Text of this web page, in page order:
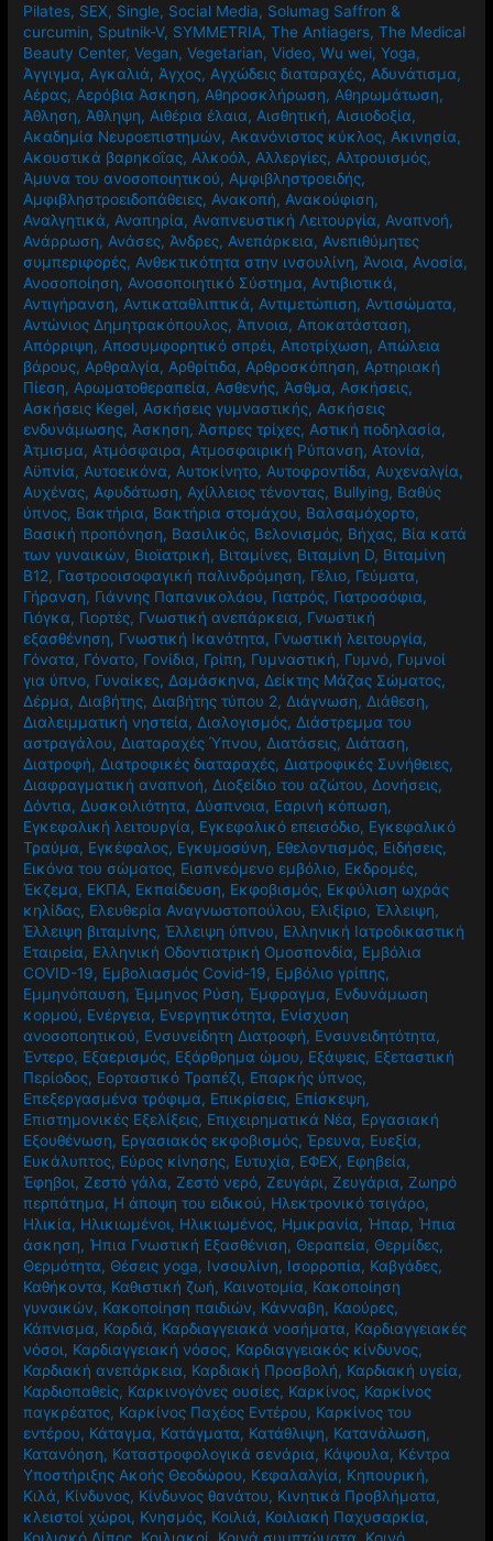
Pilates, SEX, Single, Social Media, Solumag Saffron &
curcumin, Sputnik-V, SYMMETRIA,The Antiagers,The Medical
Beauty Center,Vegan,Vegetarian,Video,Wu wei,Yoga,
Άγγιγμα, Αγκαλιά, Άγχος, Αγχώδεις διαταραχές, Αδυνάτισμα,
Αέρας, Αερόβια Άσκηση, Αθηροσκλήρωση, Αθηρωμάτωση,
Άθληση, Άθληψη, Αιθέρια έλαια, Αισθητική, Αισιοδοξία,
Ακαδημία Νευροεπιστημών, Ακανόνιστος κύκλος, Ακινησία,
Ακουστικά βαρηκοΐας, Αλκοόλ, Αλλεργίες, Αλτρουισμός,
Άμυνα του ανοσοποιητικού, Αμφιβληστροειδής,
Αμφιβληστροειδοπάθειες, Ανακοπή, Ανακούφιση,
Αναλγητικά, Αναπηρία, Αναπνευστική Λειτουργία, Αναπνοή,
Ανάρρωση, Ανάσες, Άνδρες, Ανεπάρκεια, Ανεπιθύμητες
συμπεριφορές, Ανθεκτικότητα στην ινσουλίνη, Άνοια, Ανοσία,
Ανοσοποίηση, Ανοσοποιητικό Σύστημα, Αντιβιοτικά,
Αντιγήρανση, Αντικαταθλιπτικά, Αντιμετώπιση, Αντισώματα,
Αντώνιος Δημητρακόπουλος, Άπνοια, Αποκατάσταση,
Απόρριψη, Αποσυμφορητικό σπρέι, Αποτρίχωση, Απώλεια
βάρους, Αρθραλγία, Αρθρίτιδα, Αρθροσκόπηση, Αρτηριακή
Πίεση, Αρωματοθεραπεία, Ασθενής, Άσθμα, Ασκήσεις,
Ασκήσεις Kegel, Ασκήσεις γυμναστικής, Ασκήσεις
ενδυνάμωσης, Άσκηση, Άσπρες τρίχες, Αστική ποδηλασία,
Άτμισμα, Ατμόσφαιρα, Ατμοσφαιρική Ρύπανση, Ατονία,
Αϋπνία, Αυτοεικόνα, Αυτοκίνητο, Αυτοφροντίδα, Αυχεναλγία,
Αυχένας, Αφυδάτωση, Αχίλλειος τένοντας, Βullying, Βαθύς
ύπνος, Βακτήρια, Βακτήρια στομάχου, Βαλσαμόχορτο,
Βασική προπόνηση, Βασιλικός, Βελονισμός, Βήχας, Βία κατά
των γυναικών, Βιοϊατρική, Βιταμίνες, Βιταμίνη D, Βιταμίνη
Β12, Γαστροοισοφαγική παλινδρόμηση, Γέλιο, Γεύματα,
Γήρανση, Γιάννης Παπανικολάου, Γιατρός, Γιατροσόφια,
Γιόγκα, Γιορτές, Γνωστική ανεπάρκεια, Γνωστική
εξασθένηση, Γνωστική Ικανότητα, Γνωστική λειτουργία,
Γόνατα, Γόνατο, Γονίδια, Γρίπη, Γυμναστική, Γυμνό, Γυμνοί
για ύπνο, Γυναίκες, Δαμάσκηνα, Δείκτης Μάζας Σώματος,
Δέρμα, Διαβήτης, Διαβήτης τύπου 2, Διάγνωση, Διάθεση,
Διαλειμματική νηστεία, Διαλογισμός, Διάστρεμμα του
αστραγάλου, Διαταραχές Ύπνου, Διατάσεις, Διάταση,
Διατροφή, Διατροφικές διαταραχές, Διατροφικές Συνήθειες,
Διαφραγματική αναπνοή, Διοξείδιο του αζώτου, Δονήσεις,
Δόντια, Δυσκοιλιότητα, Δύσπνοια, Εαρινή κόπωση,
Εγκεφαλική λειτουργία, Εγκεφαλικό επεισόδιο, Εγκεφαλικό
Τραύμα, Εγκέφαλος, Εγκυμοσύνη, Εθελοντισμός, Ειδήσεις,
Εικόνα του σώματος, Εισπνεόμενο εμβόλιο, Εκδρομές,
Έκζεμα, ΕΚΠΑ, Εκπαίδευση, Εκφοβισμός, Εκφύλιση ωχράς
κηλίδας, Ελευθερία Αναγνωστοπούλου, Ελιξίριο,Έλλειψη,
Έλλειψη βιταμίνης,Έλλειψη ύπνου, Ελληνική Ιατροδικαστική
Εταιρεία, Ελληνική Οδοντιατρική Ομοσπονδία, Εμβόλια
COVID-19, Εμβολιασμός Covid-19, Εμβόλιο γρίπης,
Εμμηνόπαυση,Έμμηνος Ρύση,Έμφραγμα, Ενδυνάμωση
κορμού, Ενέργεια, Ενεργητικότητα, Ενίσχυση
ανοσοποητικού, Ενσυνείδητη Διατροφή, Ενσυνειδητότητα,
Έντερο, Εξαερισμός, Εξάρθρημα ώμου, Εξάψεις, Εξεταστική
Περίοδος, Εορταστικό Τραπέζι, Επαρκής ύπνος,
Επεξεργασμένα τρόφιμα, Επικρίσεις, Επίσκεψη,
Επιστημονικές Εξελίξεις, Επιχειρηματικά Νέα, Εργασιακή
Εξουθένωση, Εργασιακός εκφοβισμός,Έρευνα, Ευεξία,
Ευκάλυπτος, Εύρος κίνησης, Ευτυχία, ΕΦΕΧ, Εφηβεία,
Έφηβοι,Ζεστό γάλα,Ζεστό νερό,Ζευγάρι,Ζευγάρια,Ζωηρό
περπάτημα, Η άποψη του ειδικού, Ηλεκτρονικό τσιγάρο,
Ηλικία, Ηλικιωμένοι, Ηλικιωμένος, Ημικρανία, Ήπαρ, Ήπια
άσκηση, Ήπια Γνωστική Εξασθένιση, Θεραπεία, Θερμίδες,
Θερμότητα, Θέσεις yoga, Ινσουλίνη, Ισορροπία, Καβγάδες,
Καθήκοντα, Καθιστική ζωή, Καινοτομία, Κακοποίηση
γυναικών, Κακοποίηση παιδιών, Κάνναβη, Καούρες,
Κάπνισμα, Καρδιά, Καρδιαγγειακά νοσήματα, Καρδιαγγειακές
νόσοι, Καρδιαγγειακή νόσος, Καρδιαγγειακός κίνδυνος,
Καρδιακή ανεπάρκεια, Καρδιακή Προσβολή, Καρδιακή υγεία,
Καρδιοπαθείς, Καρκινογόνες ουσίες, Καρκίνος, Καρκίνος
παγκρέατος, Καρκίνος Παχέος Εντέρου, Καρκίνος του
εντέρου, Κάταγμα, Κατάγματα, Κατάθλιψη, Κατανάλωση,
Κατανόηση, Καταστροφολογικά σενάρια, Κάψουλα, Κέντρα
Υποστήριξης Ακοής Θεοδώρου, Κεφαλαλγία, Κηπουρική,
Κιλά, Κίνδυνος, Κίνδυνος θανάτου, Κινητικά Προβλήματα,
κλειστοί χώροι, Κνησμός, Κοιλιά, Κοιλιακή Παχυσαρκία,
Κοιλιακό Λίπος Κοιλιακοί Κοινά συμπτώματα Κοινό